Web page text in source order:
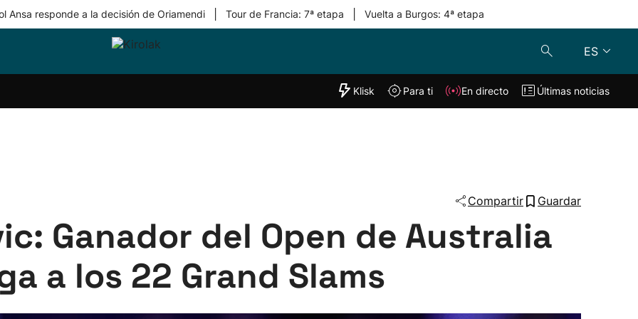
Ansa responde a la decisión de Oriamendi Tour de Francia: 7ª etapa Vuelta a Burgos: 4ª etapa
ES
Equipos
"Helmuga"
Klisk En directo
Klisk Para ti En directo Últimas noticias
Compartir Guardar
Ganador del Open de Australia
a los 22 Grand Slams